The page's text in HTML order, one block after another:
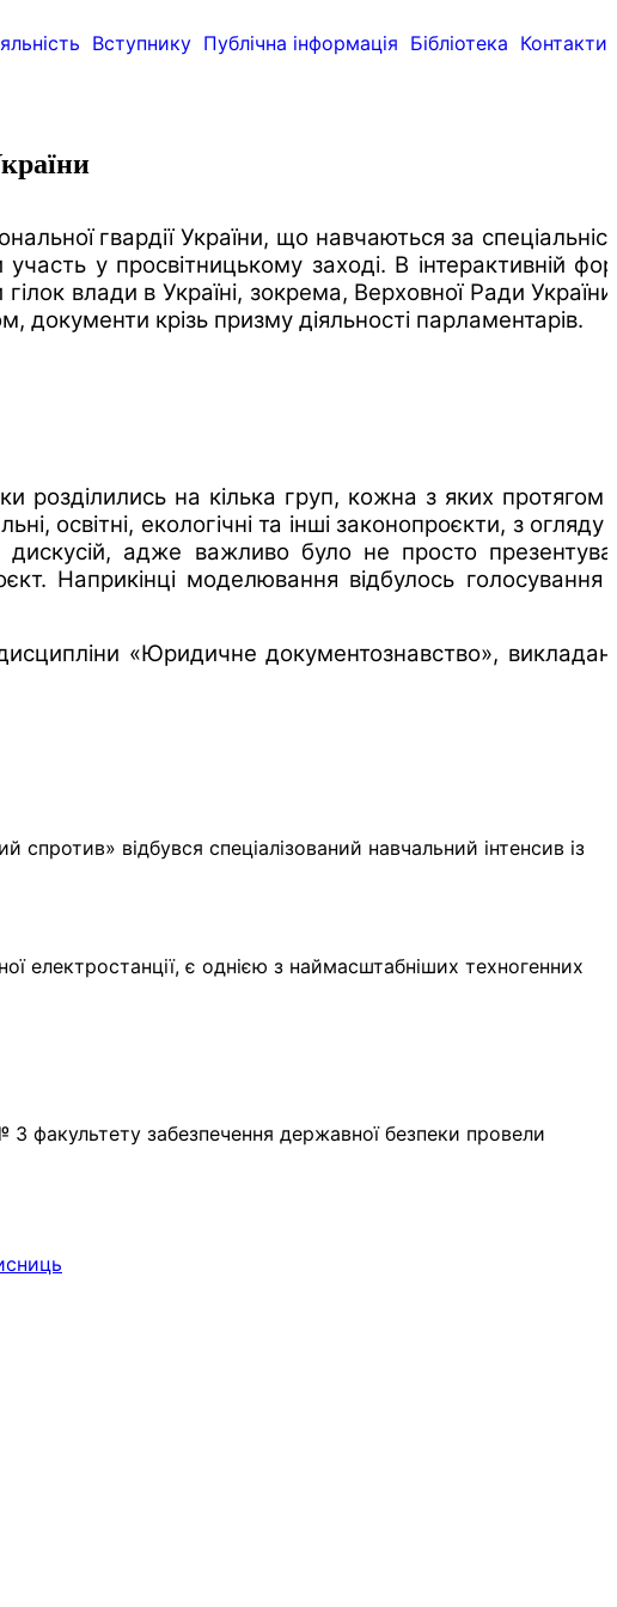
Вступнику Публічна інформація Бібліотека Контакти
гвардії України, що навчаються за
у просвітницькому заході. В інтерактивній
влади в Україні, зокрема, Верховної Ради України,
документи крізь призму діяльності парламентарів.
розділились на кілька груп, кожна з яких протягом
освітні, екологічні та інші законопроєкти, з огляду
адже важливо було не просто
Наприкінці моделювання відбулось голосування
«Юридичне документознавство»,
відбувся спеціалізований навчальний інтенсив із
електростанції, є однією з наймасштабніших техногенних
факультету забезпечення державної безпеки провели